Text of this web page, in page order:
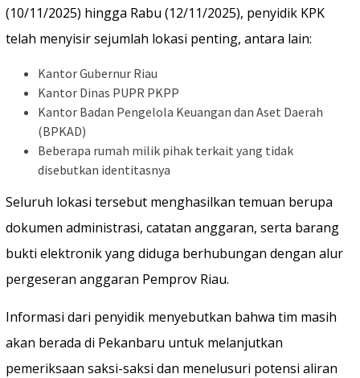
(10/11/2025) hingga Rabu (12/11/2025), penyidik KPK
telah menyisir sejumlah lokasi penting, antara lain:
Kantor Gubernur Riau
Kantor Dinas PUPR PKPP
Kantor Badan Pengelola Keuangan dan Aset Daerah
(BPKAD)
Beberapa rumah milik pihak terkait yang tidak
disebutkan identitasnya
Seluruh lokasi tersebut menghasilkan temuan berupa
dokumen administrasi, catatan anggaran, serta barang
bukti elektronik yang diduga berhubungan dengan alur
pergeseran anggaran Pemprov Riau.
Informasi dari penyidik menyebutkan bahwa tim masih
akan berada di Pekanbaru untuk melanjutkan
pemeriksaan saksi-saksi dan menelusuri potensi aliran